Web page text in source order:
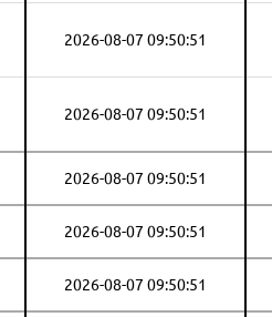
2026-08-07 09:50:51
2026-08-07 09:50:51
2026-08-07 09:50:51
2026-08-07 09:50:51
2026-08-07 09:50:51